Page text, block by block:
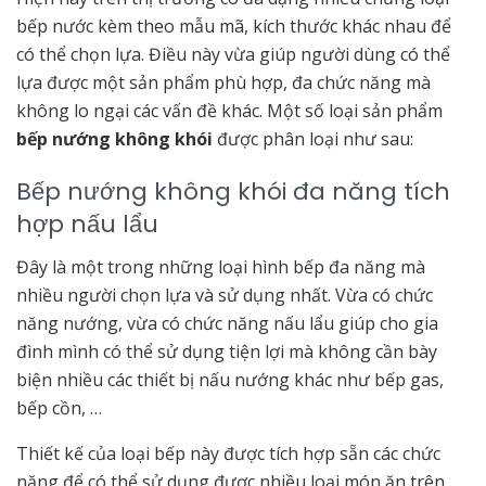
bếp nước kèm theo mẫu mã, kích thước khác nhau để
có thể chọn lựa. Điều này vừa giúp người dùng có thể
lựa được một sản phẩm phù hợp, đa chức năng mà
không lo ngại các vấn đề khác. Một số loại sản phẩm
bếp nướng không khói được phân loại như sau:
Bếp nướng không khói đa năng tích
hợp nấu lẩu
Đây là một trong những loại hình bếp đa năng mà
nhiều người chọn lựa và sử dụng nhất. Vừa có chức
năng nướng, vừa có chức năng nấu lẩu giúp cho gia
đình mình có thể sử dụng tiện lợi mà không cần bày
biện nhiều các thiết bị nấu nướng khác như bếp gas,
bếp cồn, …
Thiết kế của loại bếp này được tích hợp sẵn các chức